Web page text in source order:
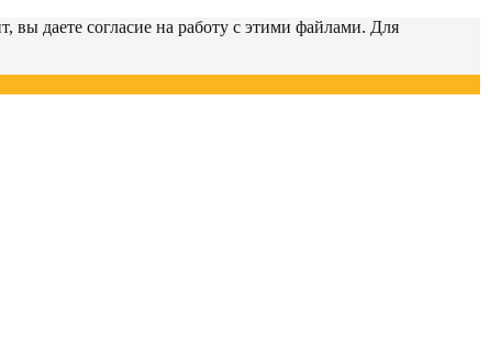
вы даете согласие на работу с этими файлами. Для